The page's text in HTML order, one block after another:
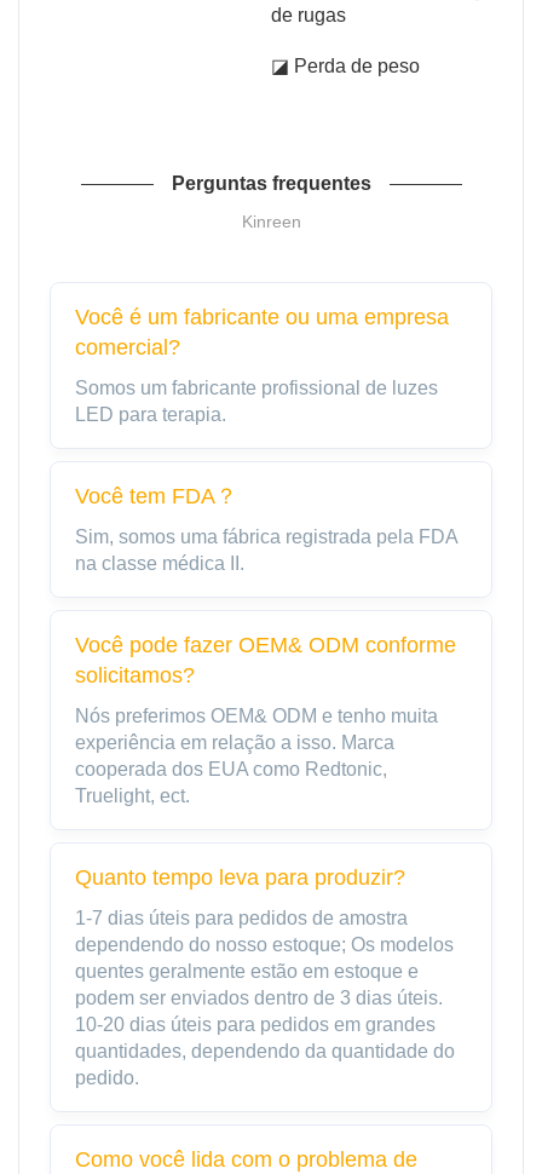
de rugas
◪ Perda de peso
Perguntas frequentes
Kinreen
Você é um fabricante ou uma empresa
comercial?
Somos um fabricante profissional de luzes
LED para terapia.
Você tem FDA？
Sim, somos uma fábrica registrada pela FDA
na classe médica II.
Você pode fazer OEM& ODM conforme
solicitamos?
Nós preferimos OEM& ODM e tenho muita
experiência em relação a isso. Marca
cooperada dos EUA como Redtonic,
Truelight, ect.
Quanto tempo leva para produzir?
1-7 dias úteis para pedidos de amostra
dependendo do nosso estoque; Os modelos
quentes geralmente estão em estoque e
podem ser enviados dentro de 3 dias úteis.
10-20 dias úteis para pedidos em grandes
quantidades, dependendo da quantidade do
pedido.
Como você lida com o problema de